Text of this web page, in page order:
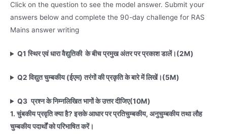
Click on the question to see the model answer. Submit your
answers below and complete the 90-day challenge for RAS
Mains answer writing
Q1 स्थिर एवं धारा वैद्युतिकी के बीच प्रमुख अंतर पर प्रकाश डालें।(2M)
Q2 विद्युत चुम्बकीय (ईएम) तरंगों की प्रकृति के बारे में लिखें।(5M)
Q3 प्रश्न के निम्नलिखित भागों के उत्तर दीजिए(10M)
1. चुंबकीय प्रवृति क्या है? इसके आधार पर प्रतिचुम्बकीय, अनुचुम्बकीय तथा लौह
चुम्बकीय पदार्थों को परिभाषित करें।